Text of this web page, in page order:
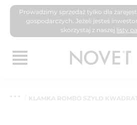
Prowadzimy sprzedaż tylko dla
gospodarczych. Jeżeli jesteś
skorzystaj z naszej listy
KLAMKA ROMBO SZYLD